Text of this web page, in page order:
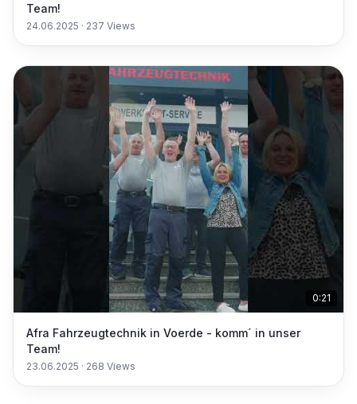
Team!
24.06.2025 · 237 Views
0:21
Afra Fahrzeugtechnik in Voerde - komm´ in unser
Team!
23.06.2025 · 268 Views